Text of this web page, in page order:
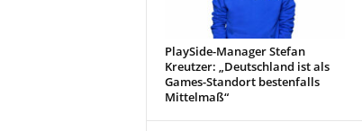
PlaySide-Manager Stefan
Kreutzer: „Deutschland ist als
Games-Standort bestenfalls
Mittelmaß“